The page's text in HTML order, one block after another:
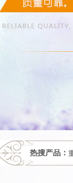
热搜产品：